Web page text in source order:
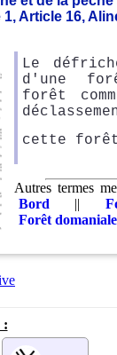
Article 16,
Le
d'une
forêt
cette
Autres termes
Bord
||
Forêt domaniale
: